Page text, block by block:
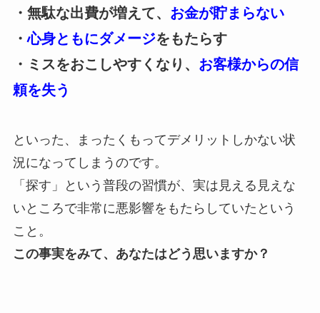
・無駄な出費が増えて、 お金が貯まらない
・心身ともにダメージをもたらす
・ミスをおこしやすくなり、 お客様からの信
頼を失う
といった、まったくもってデメリットしかない状
況になってしまうのです。
「探す」という普段の習慣が、実は見える見えな
いところで非常に悪影響をもたらしていたという
こと。
この事実をみて、あなたはどう思いますか？